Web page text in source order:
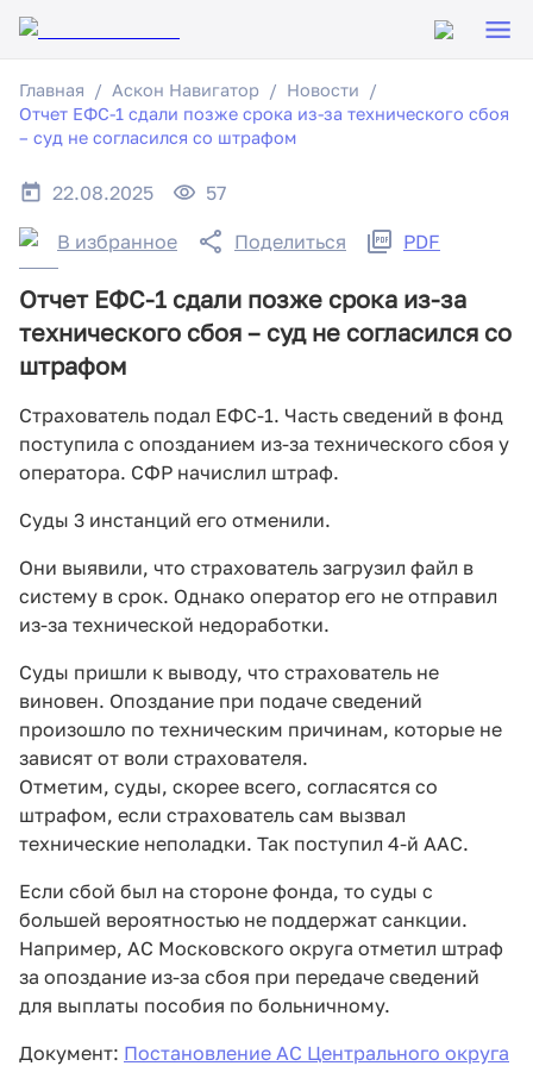
Главная Аскон Навигатор
Новости
Отчет ЕФС-1 сдали позже срока из-за технического сбоя
– суд не согласился со штрафом
22.08.2025 57
В избранное Поделиться PDF
Отчет ЕФС-1 сдали позже срока из-за
технического сбоя – суд не согласился со
штрафом
Страхователь подал ЕФС-1. Часть сведений в фонд
поступила с опозданием из-за технического сбоя у
оператора. СФР начислил штраф.
Суды 3 инстанций его отменили.
Они выявили, что страхователь загрузил файл в
систему в срок. Однако оператор его не отправил
из-за технической недоработки.
Суды пришли к выводу, что страхователь не
виновен. Опоздание при подаче сведений
произошло по техническим причинам, которые не
зависят от воли страхователя.
Отметим, суды, скорее всего, согласятся со
штрафом, если страхователь сам вызвал
технические неполадки. Так поступил 4-й ААС.
Если сбой был на стороне фонда, то суды с
большей вероятностью не поддержат санкции.
Например, АС Московского округа отметил штраф
за опоздание из-за сбоя при передаче сведений
для выплаты пособия по больничному.
Документ: Постановление АС Центрального округа